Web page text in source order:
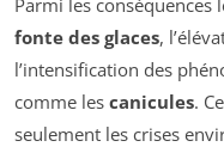
Parmi les conséquences
fonte des glaces,
l’intensification des
comme les canicules.
seulement les crises